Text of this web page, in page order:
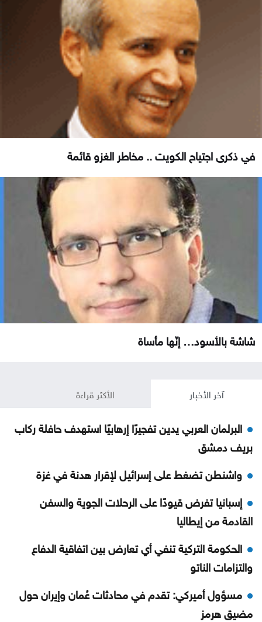
في ذكرى اجتياح الكويت .. مخاطر الغزو قائمة
شاشة بالأسود… إنّها مأساة
آخر الأخبار الأكثر قراءة
البرلمان العربي يدين تفجيرًا إرهابيًا استهدف حافلة ركاب
بريف دمشق
واشنطن تضغط على إسرائيل لإقرار هدنة في غزة
إسبانيا تفرض قيودًا على الرحلات الجوية والسفن
القادمة من إيطاليا
الحكومة التركية تنفي أي تعارض بين اتفاقية الدفاع
والتزامات الناتو
مسؤول أميركي: تقدم في محادثات عُمان وإيران حول
مضيق هرمز